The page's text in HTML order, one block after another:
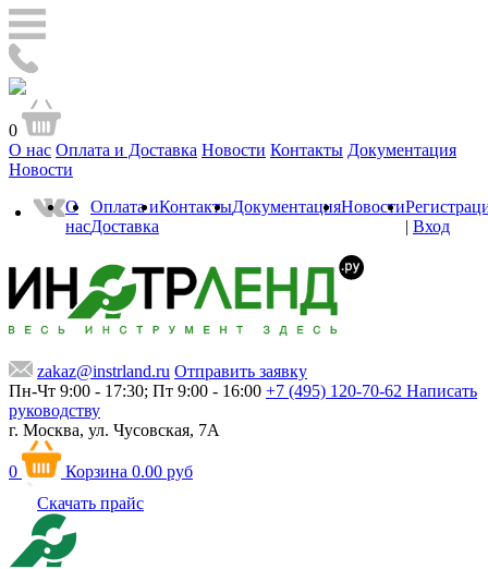
0
О нас Оплата и Доставка Новости Контакты Документация
Новости
О
нас
Оплата и
Доставка
КонтактыДокументацияНовости
| Вход
zakaz@instrland.ru Отправить заявку
Пн-Чт 9:00 - 17:30; Пт 9:00 - 16:00 +7 (495) 120-70-62 Написать
руководству
г. Москва, ул. Чусовская, 7А
0 Корзина 0.00 руб
Скачать прайс